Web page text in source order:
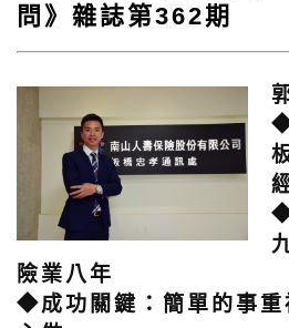
問》雜誌第362期
險業八年
◆成功關鍵：簡單的事重